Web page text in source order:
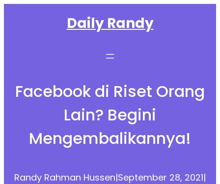
Daily Randy
Facebook di Riset Orang
Lain? Begini
Mengembalikannya!
Randy Rahman Hussen|September 28, 2021|